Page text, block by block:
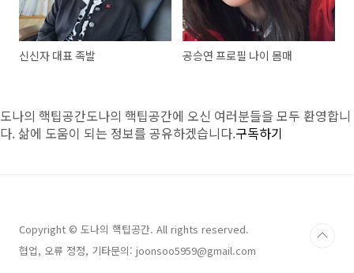
신신자 대표 족발 공승연 프로필 나이 몸매
도나의 핵팁공간도나의 핵팁공간에 오신 여러분들을 모두 환영합니
다. 삶에 도움이 되는 정보를 공유하겠습니다.구독하기
Copyright © 도나의 핵팁공간. All rights reserved.
협업, 오류 정정, 기타문의: joonsoo5959@gmail.com